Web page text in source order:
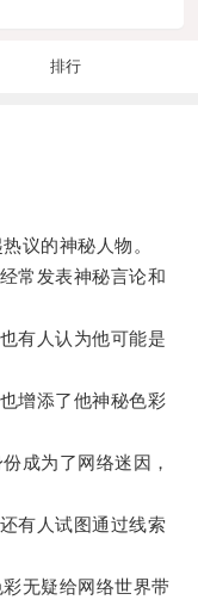
排行
议的神秘人物。
常发表神秘言论和
有人认为他可能是
增添了他神秘色彩
成为了网络迷因，
有人试图通过线索
无疑给网络世界带